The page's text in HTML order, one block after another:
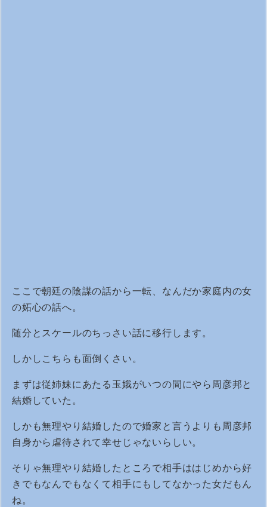
ここで朝廷の陰謀の話から一転、なんだか家庭内の女
の妬心の話へ。
随分とスケールのちっさい話に移行します。
しかしこちらも面倒くさい。
まずは従姉妹にあたる玉娥がいつの間にやら周彦邦と
結婚していた。
しかも無理やり結婚したので婚家と言うよりも周彦邦
自身から虐待されて幸せじゃないらしい。
そりゃ無理やり結婚したところで相手ははじめから好
きでもなんでもなくて相手にもしてなかった女だもん
ね。